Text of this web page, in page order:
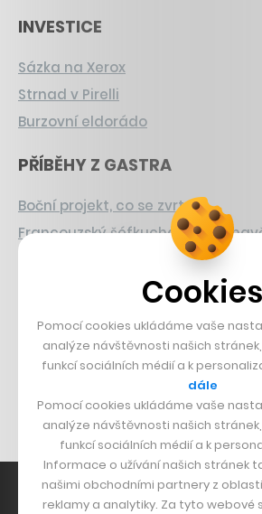
INVESTICE
Sázka na Xerox
Strnad v Pirelli
Burzovní eldorádo
PŘÍBĚHY Z GASTRA
Boční projekt, co se zvrtnul
Francouzský šéfkuchař na
Bomma není tichá
Originální hodinky
Nábytek z betonu
Cookies
Pomocí cookies ukládáme vaše
analýze návštěvnosti našich
funkcí sociálních médií a k
dále
Pomocí cookies ukládáme vaše
analýze návštěvnosti našich
funkcí sociálních médií a k
Informace o užívání našich stránek
našimi obchodními partnery z
reklamy a analytiky. Za tyto webové